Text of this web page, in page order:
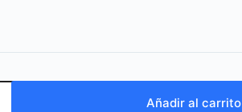
Añadir al carrito